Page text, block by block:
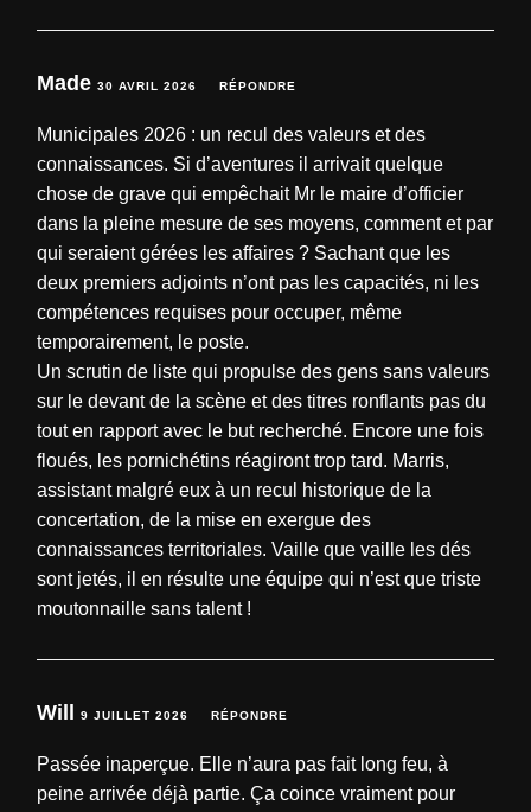
Made30 AVRIL 2026 RÉPONDRE
Municipales 2026 : un recul des valeurs et des
connaissances. Si d’aventures il arrivait quelque
chose de grave qui empêchait Mr le maire d’officier
dans la pleine mesure de ses moyens, comment et par
qui seraient gérées les affaires ? Sachant que les
deux premiers adjoints n’ont pas les capacités, ni les
compétences requises pour occuper, même
temporairement, le poste.
Un scrutin de liste qui propulse des gens sans valeurs
sur le devant de la scène et des titres ronflants pas du
tout en rapport avec le but recherché. Encore une fois
floués, les pornichétins réagiront trop tard. Marris,
assistant malgré eux à un recul historique de la
concertation, de la mise en exergue des
connaissances territoriales. Vaille que vaille les dés
sont jetés, il en résulte une équipe qui n’est que triste
moutonnaille sans talent !
Will9 JUILLET 2026 RÉPONDRE
Passée inaperçue. Elle n’aura pas fait long feu, à
peine arrivée déjà partie. Ça coince vraiment pour